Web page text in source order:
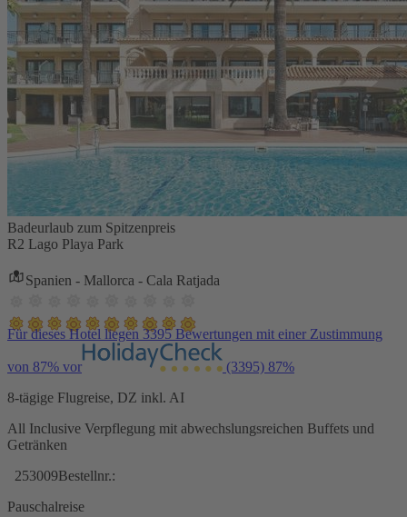
Badeurlaub zum Spitzenpreis
R2 Lago Playa Park
Spanien - Mallorca - Cala Ratjada
Für dieses Hotel liegen 3395 Bewertungen mit einer Zustimmung
von 87% vor (3395) 87%
8-tägige Flugreise, DZ inkl. AI
All Inclusive Verpflegung mit abwechslungsreichen Buffets und
Getränken
253009Bestellnr.:
Pauschalreise